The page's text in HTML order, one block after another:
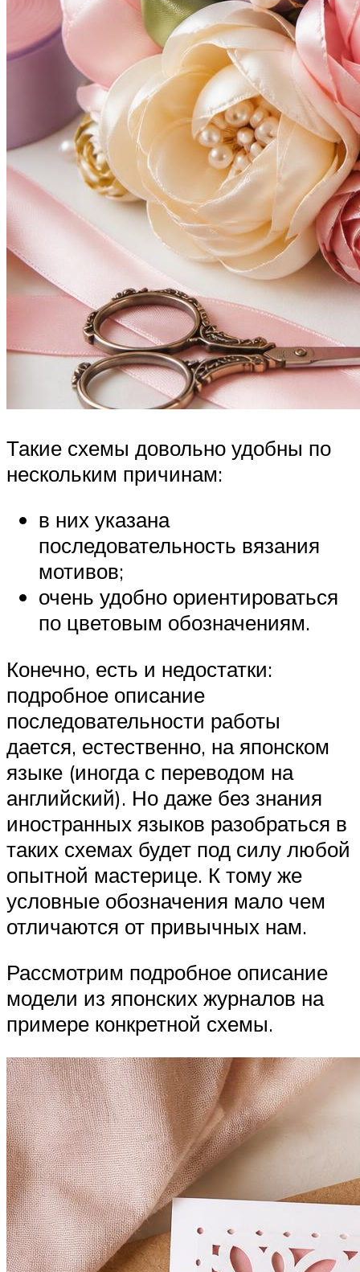
Такие схемы довольно удобны по
нескольким причинам:
в них указана
последовательность вязания
мотивов;
очень удобно ориентироваться
по цветовым обозначениям.
Конечно, есть и недостатки:
подробное описание
последовательности работы
дается, естественно, на японском
языке (иногда с переводом на
английский). Но даже без знания
иностранных языков разобраться в
таких схемах будет под силу любой
опытной мастерице. К тому же
условные обозначения мало чем
отличаются от привычных нам.
Рассмотрим подробное описание
модели из японских журналов на
примере конкретной схемы.